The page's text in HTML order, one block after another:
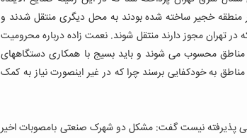
خجیر ساخته شده بودند به محل دیگری منتقل شدند و
. نعمت زاده درباره محرومیت
مناطق محسوب می شوند و باید بسیج با همکاری دستگاههای
به خودکفایی برسند چرا که در غیر اینصورت نیاز به کمک
پذیرفته نیست گفت: مشکل دو شهرک صنعتی بامصوبات اخیر